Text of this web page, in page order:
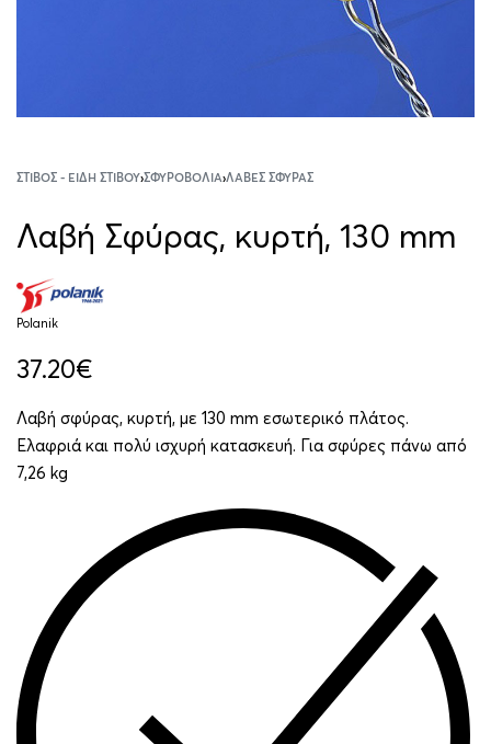
ΣΤΊΒΟΣ - ΕΊΔΗ ΣΤΊΒΟΥ›ΣΦΥΡΟΒΟΛΊΑ›ΛΑΒΈΣ ΣΦΎΡΑΣ
Λαβή Σφύρας, κυρτή, 130 mm
Polanik
37.20€
Λαβή σφύρας, κυρτή, με 130 mm εσωτερικό πλάτος.
Ελαφριά και πολύ ισχυρή κατασκευή. Για σφύρες πάνω από
7,26 kg